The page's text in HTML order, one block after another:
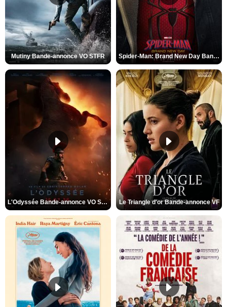
Mutiny Bande-annonce VO STFR Spider-Man: Brand New Day Bande-annonce VO STFR
L'Odyssée Bande-annonce VO STFR Le Triangle d'or Bande-annonce VF